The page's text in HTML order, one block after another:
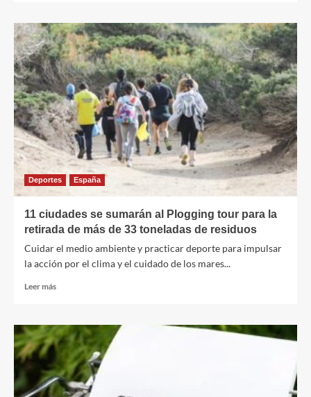
El
Gato
de
Schrödinger:
Sánchez
Melgar
resuelve
en
su
último
libro
el
dilema
Deportes España
11 ciudades se sumarán al Plogging tour para la
retirada de más de 33 toneladas de residuos
Cuidar el medio ambiente y practicar deporte para impulsar
la acción por el clima y el cuidado de los mares...
Leer másLeer
11
ciudades
se
sumarán
al
Plogging